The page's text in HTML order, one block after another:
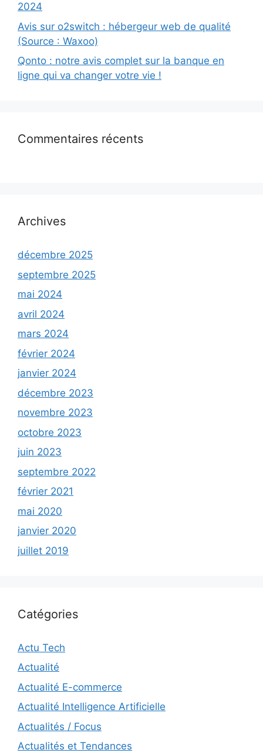
2024
Avis sur o2switch : hébergeur web de qualité
(Source : Waxoo)
Qonto : notre avis complet sur la banque en
ligne qui va changer votre vie !
Commentaires récents
Archives
décembre 2025
septembre 2025
mai 2024
avril 2024
mars 2024
février 2024
janvier 2024
décembre 2023
novembre 2023
octobre 2023
juin 2023
septembre 2022
février 2021
mai 2020
janvier 2020
juillet 2019
Catégories
Actu Tech
Actualité
Actualité E-commerce
Actualité Intelligence Artificielle
Actualités / Focus
Actualités et Tendances